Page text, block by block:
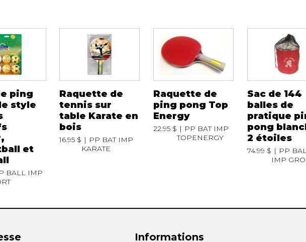
ping
style
et
BALL IMP
Raquette de
tennis sur
table Karate en
bois
16.95 $
PP BAT IMP
KARATE
Raquette de
ping pong Top
Energy
22.95 $
PP BAT IMP
TOPENERGY
Sac de 144
balles de
pratique
pong
2 étoiles
74.99 $
PP
IMP
Informations